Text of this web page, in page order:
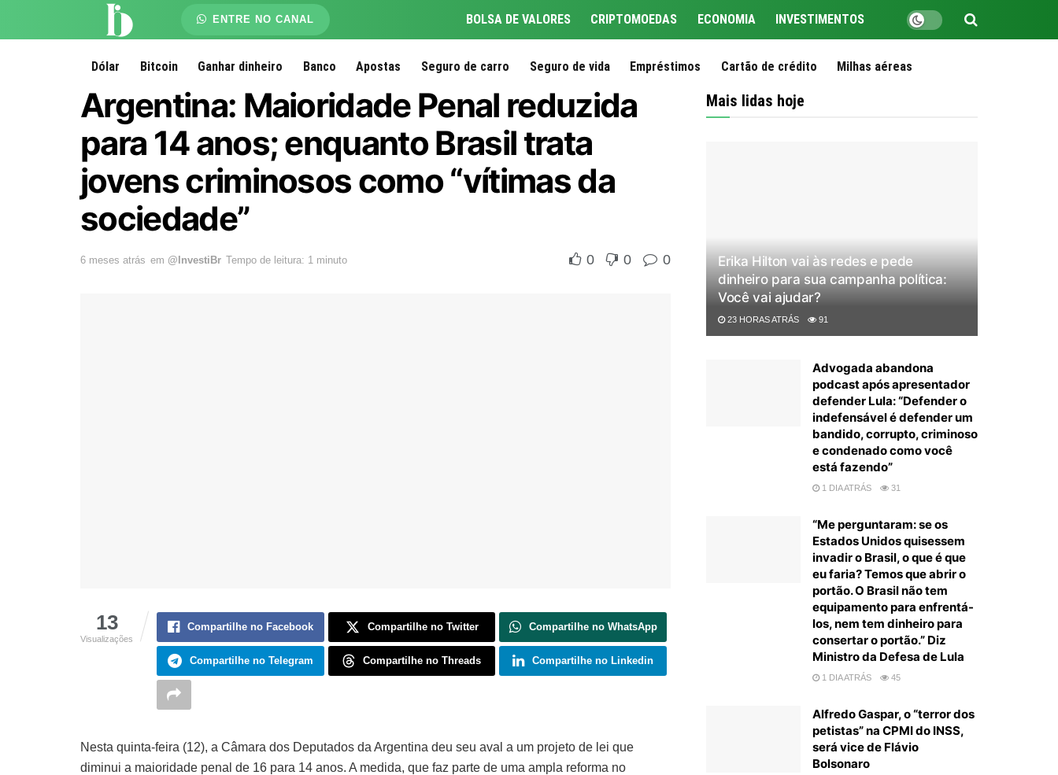
ENTRE NO CANAL BOLSA DE VALORES CRIPTOMOEDAS ECONOMIA INVESTIMENTOS
Dólar Bitcoin Ganhar dinheiro Banco Apostas Seguro de carro Seguro de vida Empréstimos Cartão de crédito Milhas aéreas
Argentina: Maioridade Penal reduzida
para 14 anos; enquanto Brasil trata
jovens criminosos como “vítimas da
sociedade”
6 meses atrás em @InvestiBr Tempo de leitura: 1 minuto 0 0 0
13
Visualizações
Compartilhe no Facebook Compartilhe no Twitter Compartilhe no WhatsApp
Compartilhe no Telegram Compartilhe no Threads Compartilhe no Linkedin
Nesta quinta-feira (12), a Câmara dos Deputados da Argentina deu seu aval a um projeto de lei que
diminui a maioridade penal de 16 para 14 anos. A medida, que faz parte de uma ampla reforma no
Mais lidas hoje
Erika Hilton vai às redes e pede
dinheiro para sua campanha política:
Você vai ajudar?
23 HORAS ATRÁS 91
Advogada abandona
podcast após apresentador
defender Lula: “Defender o
indefensável é defender um
bandido, corrupto, criminoso
e condenado como você
está fazendo”
1 DIA ATRÁS 31
“Me perguntaram: se os
Estados Unidos quisessem
invadir o Brasil, o que é que
eu faria? Temos que abrir o
portão. O Brasil não tem
equipamento para enfrentá-
los, nem tem dinheiro para
consertar o portão.” Diz
Ministro da Defesa de Lula
1 DIA ATRÁS 45
Alfredo Gaspar, o “terror dos
petistas” na CPMI do INSS,
será vice de Flávio
Bolsonaro